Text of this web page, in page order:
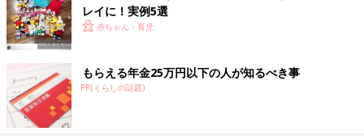
レイに！実例5選
赤ちゃん・育児
もらえる年金25万円以下の人が知るべき事
PR(くらしの話題)